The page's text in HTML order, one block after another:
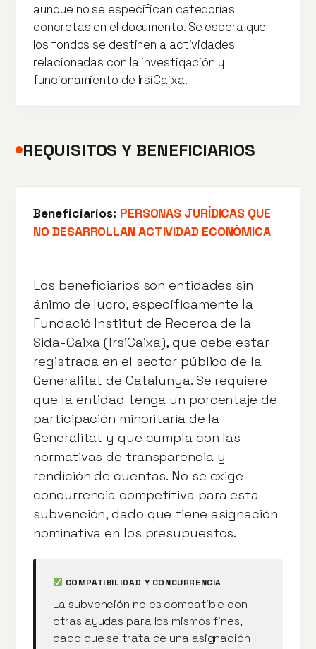
aunque no se especifican categorías
concretas en el documento. Se espera que
los fondos se destinen a actividades
relacionadas con la investigación y
funcionamiento de IrsiCaixa.
REQUISITOS Y BENEFICIARIOS
Beneficiarios: PERSONAS JURÍDICAS QUE
NO DESARROLLAN ACTIVIDAD ECONÓMICA
Los beneficiarios son entidades sin
ánimo de lucro, específicamente la
Fundació Institut de Recerca de la
Sida-Caixa (IrsiCaixa), que debe estar
registrada en el sector público de la
Generalitat de Catalunya. Se requiere
que la entidad tenga un porcentaje de
participación minoritaria de la
Generalitat y que cumpla con las
normativas de transparencia y
rendición de cuentas. No se exige
concurrencia competitiva para esta
subvención, dado que tiene asignación
nominativa en los presupuestos.
COMPATIBILIDAD Y CONCURRENCIA
La subvención no es compatible con
otras ayudas para los mismos fines,
dado que se trata de una asignación